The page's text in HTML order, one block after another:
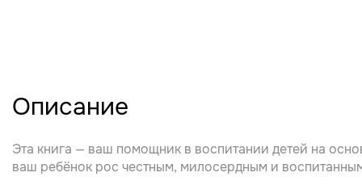
Описание
Эта книга — ваш помощник в воспитании детей на
ваш ребёнок рос честным, милосердным и